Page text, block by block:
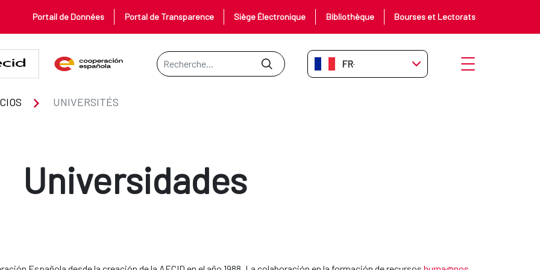
Portail de Données Portal de Transparence Siège Électronique Bibliothèque Bourses et Lectorats
Barre de recherche
FR-FR Ouvrir le menu
UNIVERSITÉS
Universidades